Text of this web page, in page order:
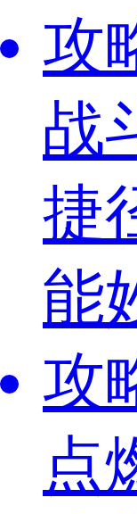
攻
战
捷
能
攻
点